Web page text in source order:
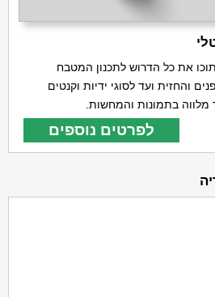
את כל הדרוש לתכנון המטבח
והחזית ועד לסוגי ידיות וקנטים
בתמונות והמחשות.
לפרטים נוספים